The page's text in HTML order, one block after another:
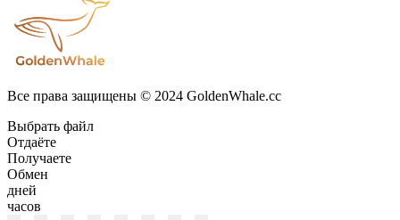
Все права защищены © 2024 GoldenWhale.cc
Выбрать файл
Отдаёте
Получаете
Обмен
дней
часов